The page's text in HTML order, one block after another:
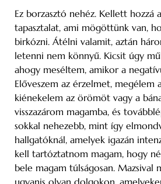
Ez borzasztó nehéz. Kellett hozzá
tapasztalat, ami mögöttünk van,
birkózni. Átélni valamit, aztán
letenni nem könnyű. Kicsit úgy
ahogy meséltem, amikor a
Előveszem az érzelmet, megélem
kiénekelem az örömöt vagy a
visszazárom magamba, és
sokkal nehezebb, mint így
hallgatóknál, amelyek igazán
kell tartóztatnom magam, hogy
bele magam túlságosan. Mazsival